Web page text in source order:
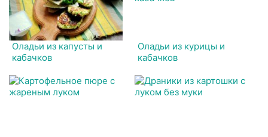
Оладьи из капусты и
кабачков
Оладьи из курицы и
кабачков